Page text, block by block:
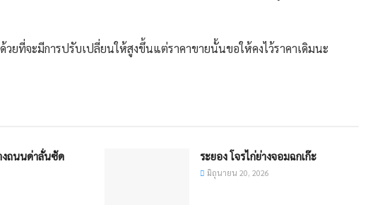
วยที่จะมีการปรับเปลี่ยนให้สูงขึ้นแต่ราคาขายนั้นขอให้คงไว้ราคาเดิมนะ
งถนนด่าลั่นซัด
ระยอง โจรไก่ย่างจอมฉกเก๊ะ
มิถุนายน 20, 2026